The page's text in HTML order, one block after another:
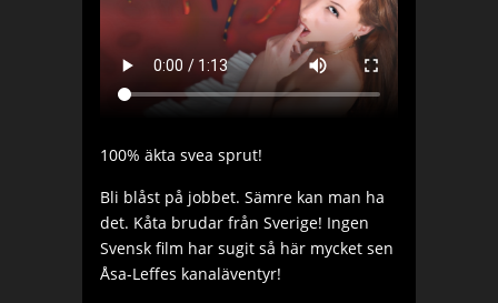
100% äkta svea sprut!
Bli blåst på jobbet. Sämre kan man ha
det. Kåta brudar från Sverige! Ingen
Svensk film har sugit så här mycket sen
Åsa-Leffes kanaläventyr!